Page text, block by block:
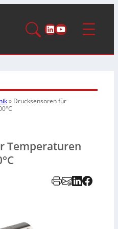
LinkedIn
YouTube
» Drucksensoren für
Temperaturen